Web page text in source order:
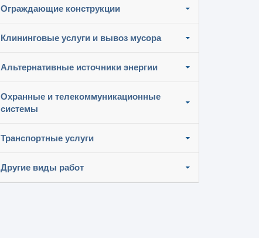
Ограждающие конструкции
Клининговые услуги и вывоз мусора
Альтернативные источники энергии
Охранные и телекоммуникационные
системы
Транспортные услуги
Другие виды работ